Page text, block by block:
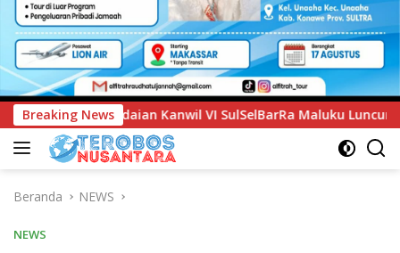
Breaking News
VI SulSelBarRa Maluku Luncurkan Program PANDE EMAS
Beranda NEWS
NEWS